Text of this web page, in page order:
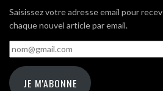
Saisissez votre adresse email pour
chaque nouvel article par email.
nom@gmail.com
JE M'ABONNE